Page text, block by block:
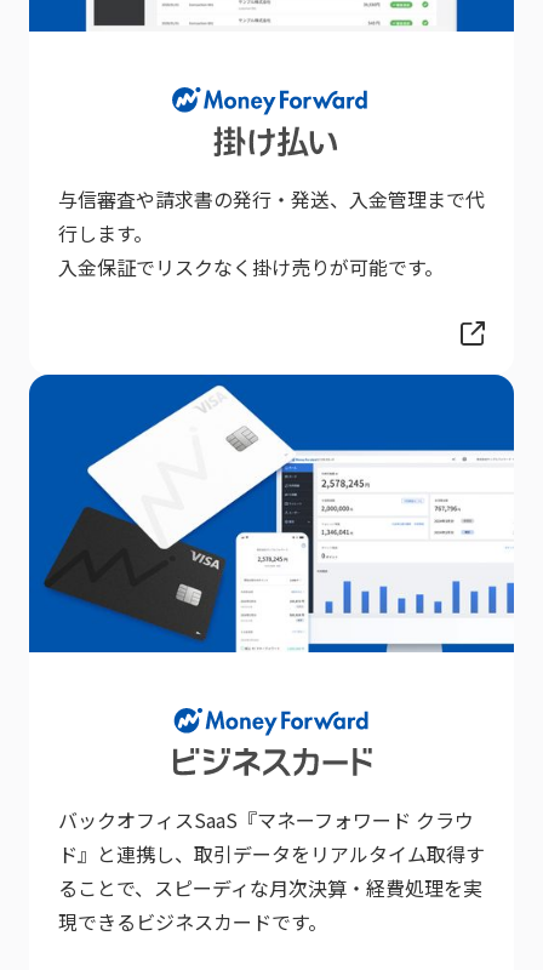
与信審査や請求書の発行・発送、入金管理まで代
行します。
入金保証でリスクなく掛け売りが可能です。
バックオフィスSaaS『マネーフォワード クラウ
ド』と連携し、取引データをリアルタイム取得す
ることで、スピーディな月次決算・経費処理を実
現できるビジネスカードです。